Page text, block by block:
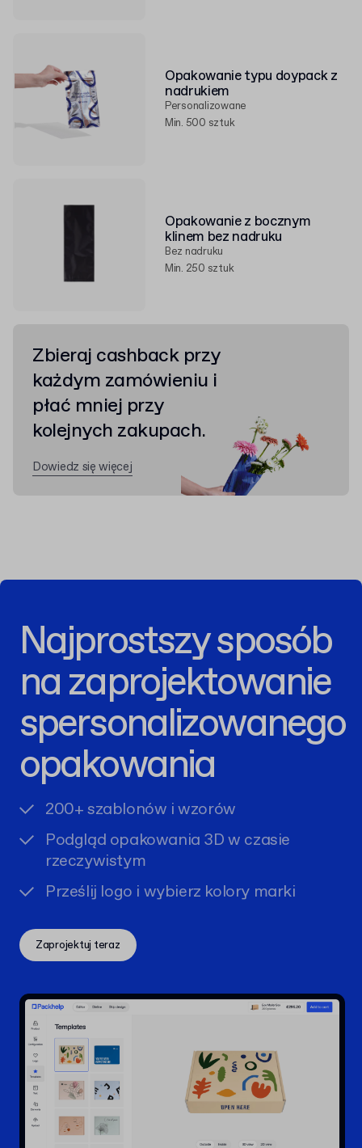
Opakowanie typu doypack z
nadrukiem
Personalizowane
Min. 500 sztuk
Opakowanie z bocznym
klinem bez nadruku
Bez nadruku
Min. 250 sztuk
Zbieraj cashback przy
każdym zamówieniu i
płać mniej przy
kolejnych zakupach.
Dowiedz się więcej
Najprostszy sposób
na zaprojektowanie
spersonalizowanego
opakowania
200+ szablonów i wzorów
Podgląd opakowania 3D w czasie
rzeczywistym
Prześlij logo i wybierz kolory marki
Zaprojektuj teraz